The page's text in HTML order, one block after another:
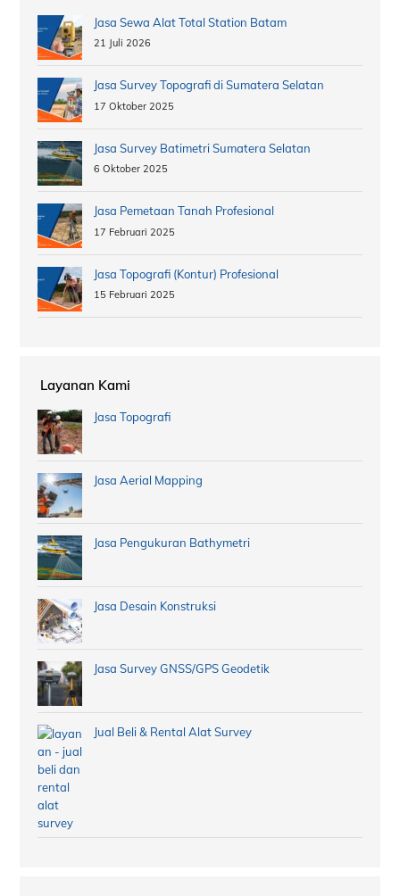
Jasa Sewa Alat Total Station Batam
21 Juli 2026
Jasa Survey Topografi di Sumatera Selatan
17 Oktober 2025
Jasa Survey Batimetri Sumatera Selatan
6 Oktober 2025
Jasa Pemetaan Tanah Profesional
17 Februari 2025
Jasa Topografi (Kontur) Profesional
15 Februari 2025
Layanan Kami
Jasa Topografi
Jasa Aerial Mapping
Jasa Pengukuran Bathymetri
Jasa Desain Konstruksi
Jasa Survey GNSS/GPS Geodetik
Jual Beli & Rental Alat Survey